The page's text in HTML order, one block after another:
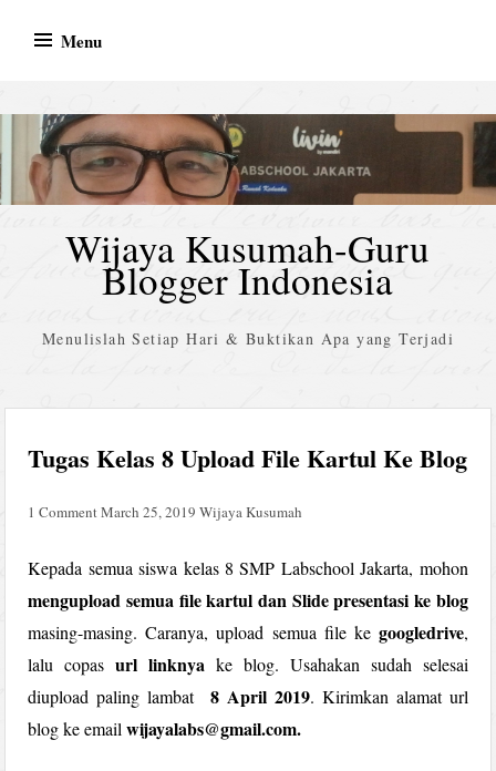
Menu
Wijaya Kusumah-Guru
Blogger Indonesia
Menulislah Setiap Hari & Buktikan Apa yang Terjadi
Tugas Kelas 8 Upload File Kartul Ke Blog
1 Comment March 25, 2019 Wijaya Kusumah
Kepada semua siswa kelas 8 SMP Labschool Jakarta, mohon
mengupload semua file kartul dan Slide presentasi ke blog
masing-masing. Caranya, upload semua file ke googledrive,
lalu copasurl linknya ke blog. Usahakan sudah selesai
diupload paling lambat8 April 2019. Kirimkan alamat url
blog ke emailwijayalabs@gmail.com.